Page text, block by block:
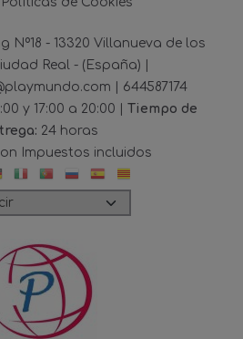
Nº18 - 13320 Villanueva de los
Real - (España) |
|
644587174
y 17:00 a 20:00 | Tiempo de
24 horas
Impuestos incluidos